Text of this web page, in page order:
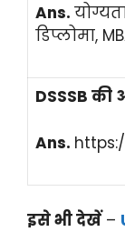
Ans.
डिप्लोमा,
DSSSB की
Ans.
इसे भी देखें–